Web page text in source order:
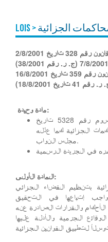
Lois >الجزائية
رقم 328 تاريخ 2/8/2001
16/8/2001
مادة وحيدة:
صدّق القانون المعاد بموجب المرسوم رقم 5328 تاريخ
الجزائية كما عدّله
مجلس النواب.
المادة الأولى:
بتنظيم القضاء الجزائي
إتباعها في التحقيق
الجرمية والأدلة عليها